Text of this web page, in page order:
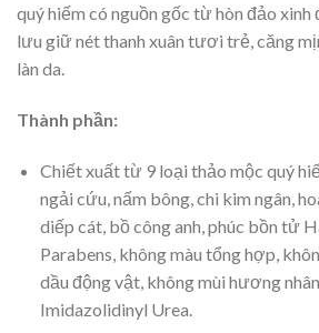
quý hiếm có nguồn gốc từ hòn đảo xinh
lưu giữ nét thanh xuân tươi trẻ, căng
làn da.
Thành phần:
Chiết xuất từ 9 loại thảo mộc quý
ngải cứu, nấm bông, chi kim ngân,
diếp cát, bồ công anh, phúc bồn tử
Parabens, không màu tổng hợp,
dầu động vật, không mùi hương
Imidazolidinyl Urea.